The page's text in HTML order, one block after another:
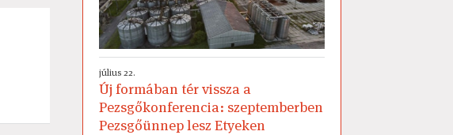
július 22.
Új formában tér vissza a
Pezsgőkonferencia: szeptemberben
Pezsgőünnep lesz Etyeken